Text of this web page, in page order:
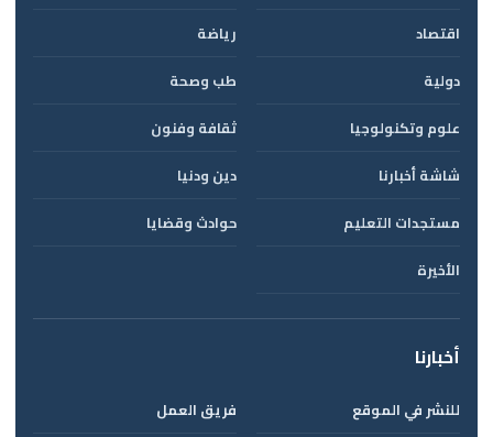
اقتصاد
رياضة
دولية
طب وصحة
علوم وتكنولوجيا
ثقافة وفنون
شاشة أخبارنا
دين ودنيا
مستجدات التعليم
حوادث وقضايا
الأخيرة
أخبارنا
للنشر في الموقع فريق العمل